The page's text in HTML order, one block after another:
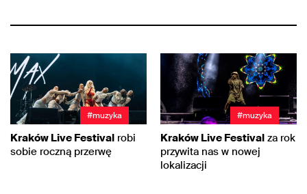
#muzyka
Kraków Live Festival robi
sobie roczną przerwę
#muzyka
Kraków Live Festival za rok
przywita nas w nowej
lokalizacji